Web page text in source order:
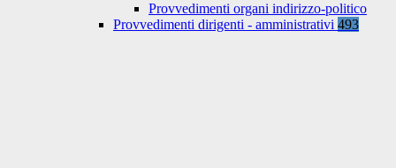
Provvedimenti organi indirizzo-politico
Provvedimenti dirigenti - amministrativi 493